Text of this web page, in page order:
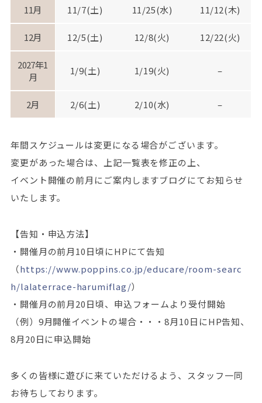
11月 11/7(土) 11/25(水) 11/12(木)
12月 12/5(土) 12/8(火) 12/22(火)
2027年1
月
1/9(土) 1/19(火) –
2月 2/6(土) 2/10(水) –
年間スケジュールは変更になる場合がございます。
変更があった場合は、上記一覧表を修正の上、
イベント開催の前月にご案内しますブログにてお知らせ
いたします。
【告知・申込方法】
・開催月の前月10日頃にHPにて告知
（https://www.poppins.co.jp/educare/room-searc
h/lalaterrace-harumiflag/）
・開催月の前月20日頃、申込フォームより受付開始
（例）9月開催イベントの場合・・・8月10日にHP告知、
8月20日に申込開始
多くの皆様に遊びに来ていただけるよう、スタッフ一同
お待ちしております。